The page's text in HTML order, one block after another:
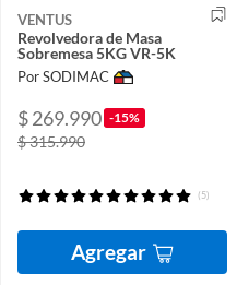
VENTUS
Revolvedora de Masa
Sobremesa 5KG VR-5K
Por SODIMAC
$ 269.990 -15%
$ 315.990
(5)
Agregar